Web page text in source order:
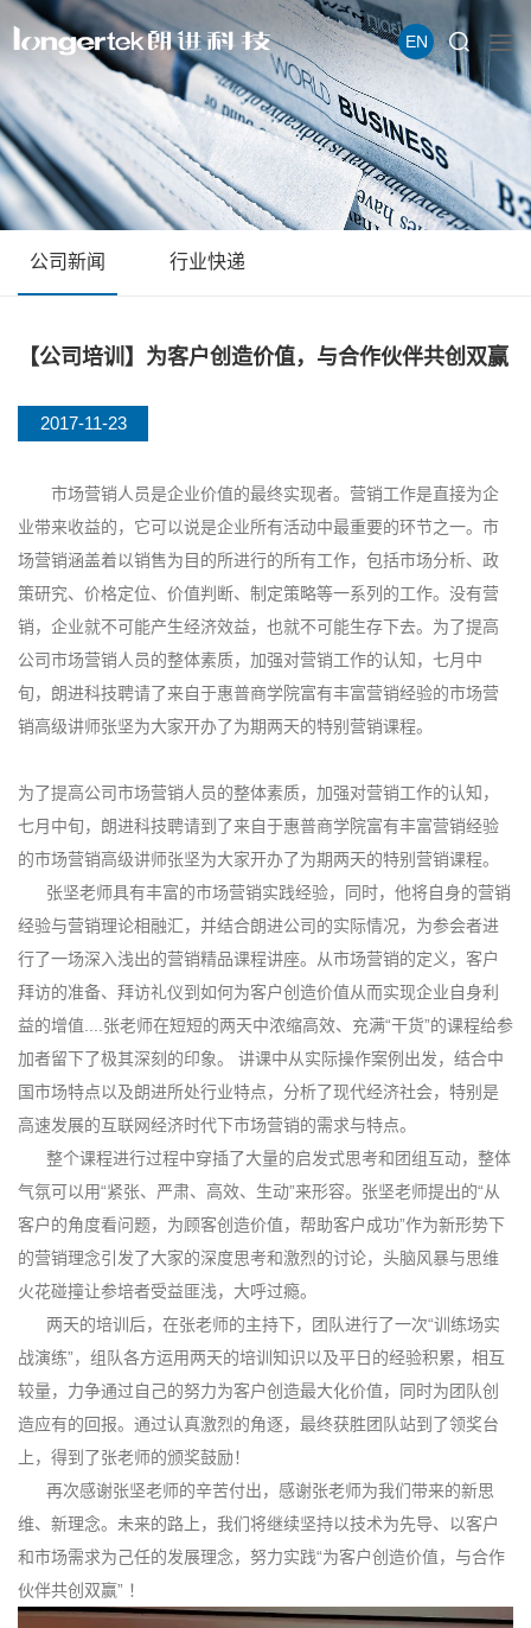
EN
公司新闻 行业快递
【公司培训】为客户创造价值，与合作伙伴共创双赢
2017-11-23
市场营销人员是企业价值的最终实现者。营销工作是直接为企
业带来收益的，它可以说是企业所有活动中最重要的环节之一。市
场营销涵盖着以销售为目的所进行的所有工作，包括市场分析、政
策研究、价格定位、价值判断、制定策略等一系列的工作。没有营
销，企业就不可能产生经济效益，也就不可能生存下去。为了提高
公司市场营销人员的整体素质，加强对营销工作的认知，七月中
旬，朗进科技聘请了来自于惠普商学院富有丰富营销经验的市场营
销高级讲师张坚为大家开办了为期两天的特别营销课程。
为了提高公司市场营销人员的整体素质，加强对营销工作的认知，
七月中旬，朗进科技聘请到了来自于惠普商学院富有丰富营销经验
的市场营销高级讲师张坚为大家开办了为期两天的特别营销课程。
张坚老师具有丰富的市场营销实践经验，同时，他将自身的营销
经验与营销理论相融汇，并结合朗进公司的实际情况，为参会者进
行了一场深入浅出的营销精品课程讲座。从市场营销的定义，客户
拜访的准备、拜访礼仪到如何为客户创造价值从而实现企业自身利
益的增值....张老师在短短的两天中浓缩高效、充满“干货”的课程给参
加者留下了极其深刻的印象。 讲课中从实际操作案例出发，结合中
国市场特点以及朗进所处行业特点，分析了现代经济社会，特别是
高速发展的互联网经济时代下市场营销的需求与特点。
整个课程进行过程中穿插了大量的启发式思考和团组互动，整体
气氛可以用“紧张、严肃、高效、生动”来形容。张坚老师提出的“从
客户的角度看问题，为顾客创造价值，帮助客户成功”作为新形势下
的营销理念引发了大家的深度思考和激烈的讨论，头脑风暴与思维
火花碰撞让参培者受益匪浅，大呼过瘾。
两天的培训后，在张老师的主持下，团队进行了一次“训练场实
战演练”，组队各方运用两天的培训知识以及平日的经验积累，相互
较量，力争通过自己的努力为客户创造最大化价值，同时为团队创
造应有的回报。通过认真激烈的角逐，最终获胜团队站到了领奖台
上，得到了张老师的颁奖鼓励！
再次感谢张坚老师的辛苦付出，感谢张老师为我们带来的新思
维、新理念。未来的路上，我们将继续坚持以技术为先导、以客户
和市场需求为己任的发展理念，努力实践“为客户创造价值，与合作
伙伴共创双赢” ！